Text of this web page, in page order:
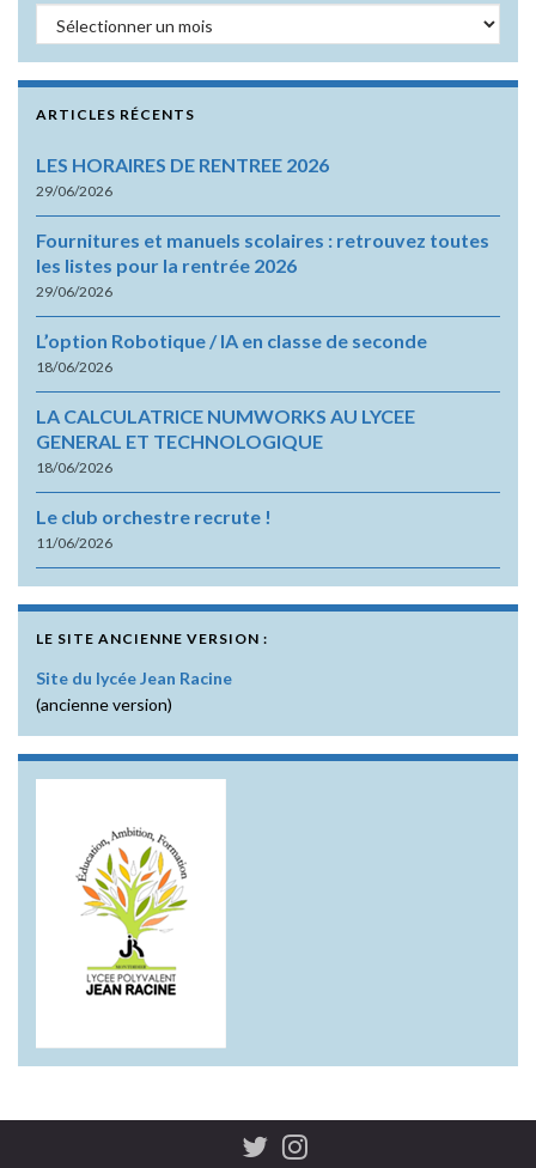
Archives
ARTICLES RÉCENTS
LES HORAIRES DE RENTREE 2026
29/06/2026
Fournitures et manuels scolaires : retrouvez toutes
les listes pour la rentrée 2026
29/06/2026
L’option Robotique / IA en classe de seconde
18/06/2026
LA CALCULATRICE NUMWORKS AU LYCEE
GENERAL ET TECHNOLOGIQUE
18/06/2026
Le club orchestre recrute !
11/06/2026
LE SITE ANCIENNE VERSION :
Site du lycée Jean Racine
(ancienne version)